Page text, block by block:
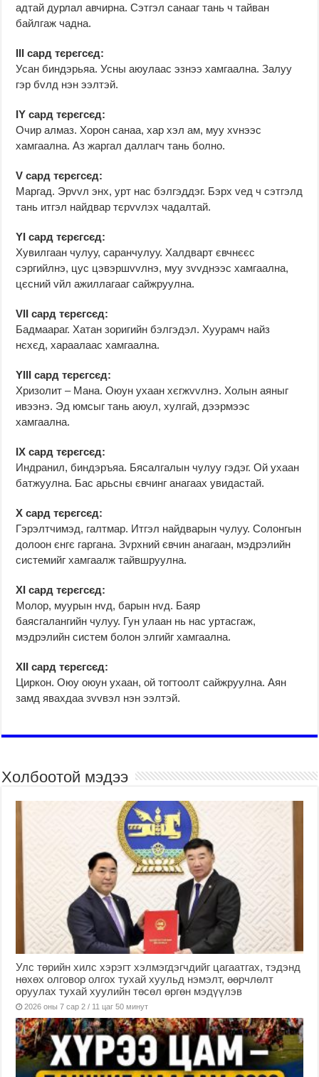
адтай дурлал авчирна. Сэтгэл санааг тань ч тайван
байлгаж чадна.
III сард тєрєгсєд:
Усан биндэрьяа. Усны аюулаас эзнээ хамгаална. Залуу
гэр бvлд нэн ээлтэй.
IY сард тєрєгсєд:
Очир алмаз. Хорон санаа, хар хэл ам, муу хvнээс
хамгаална. Аз жаргал даллагч тань болно.
V сард тєрєгсєд:
Маргад. Эрvvл энх, урт нас бэлгэддэг. Бэрх vед ч сэтгэлд
тань итгэл найдвар тєрvvлэх чадалтай.
YI сард тєрєгсєд:
Хувилгаан чулуу, саранчулуу. Халдварт євчнєєс
сэргийлнэ, цус цэвэршvvлнэ, муу зvvднээс хамгаална,
цєсний vйл ажиллагааг сайжруулна.
VII сард тєрєгсєд:
Бадмаараг. Хатан зоригийн бэлгэдэл. Хуурамч найз
нєхєд, хараалаас хамгаална.
YIII сард тєрєгсєд:
Хризолит – Мана. Оюун ухаан хєгжvvлнэ. Холын аяныг
ивээнэ. Эд юмсыг тань аюул, хулгай, дээрмээс
хамгаална.
IX сард тєрєгсєд:
Индранил, биндэръяа. Бясалгалын чулуу гэдэг. Ой ухаан
батжуулна. Бас арьсны євчинг анагаах увидастай.
X сард тєрєгсєд:
Гэрэлтчимэд, галтмар. Итгэл найдварын чулуу. Солонгын
долоон єнгє гаргана. Зvрхний євчин анагаан, мэдрэлийн
системийг хамгаалж тайвшруулна.
XI сард тєрєгсєд:
Молор, муурын нvд, барын нvд. Баяр
баясгалангийн чулуу. Гун улаан нь нас уртасгаж,
мэдрэлийн систем болон элгийг хамгаална.
XII сард тєрєгсєд:
Циркон. Оюу оюун ухаан, ой тогтоолт сайжруулна. Аян
замд явахдаа зvvвэл нэн ээлтэй.
Холбоотой мэдээ
Улс төрийн хилс хэрэгт хэлмэгдэгчдийг цагаатгах, тэдэнд
нөхөх олговор олгох тухай хуульд нэмэлт, өөрчлөлт
оруулах тухай хуулийн төсөл өргөн мэдүүлэв
2026 оны 7 сар 2 / 11 цаг 50 минут